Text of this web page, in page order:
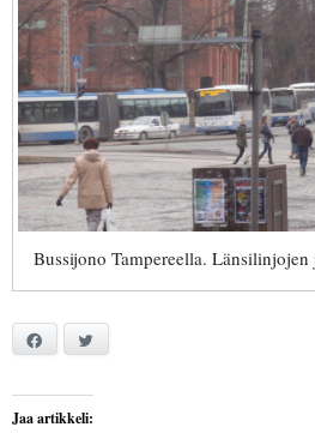
Bussijono Tampereella. Länsilinjojen
Facebook
Jaa artikkeli: